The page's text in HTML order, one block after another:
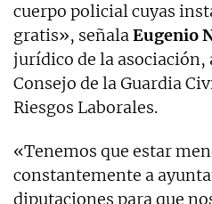
cuerpo policial cuyas
gratis», señalaEugenio
jurídico de la asociación,
Consejo de la Guardia
Riesgos Laborales.
«Tenemos que estar
constantemente a
diputaciones para que